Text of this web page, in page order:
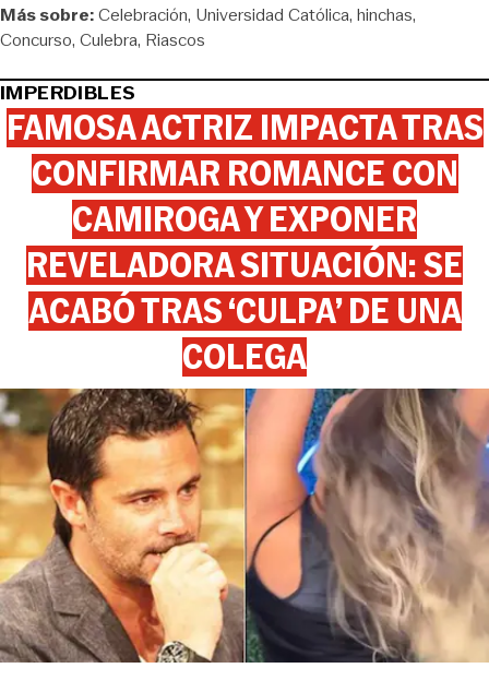
Más sobre:Celebración Universidad Católica hinchas
Concurso Culebra Riascos
IMPERDIBLES
FAMOSA ACTRIZ IMPACTA TRAS
CONFIRMAR ROMANCE CON
CAMIROGA Y EXPONER
REVELADORA SITUACIÓN: SE
ACABÓ TRAS ‘CULPA’ DE UNA
COLEGA